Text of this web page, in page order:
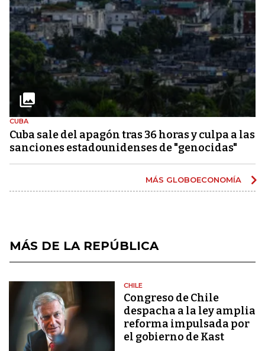
CUBA
Cuba sale del apagón tras 36 horas y culpa a las
sanciones estadounidenses de "genocidas"
MÁS GLOBOECONOMÍA
MÁS DE LA REPÚBLICA
CHILE
Congreso de Chile
despacha a la ley amplia
reforma impulsada por
el gobierno de Kast